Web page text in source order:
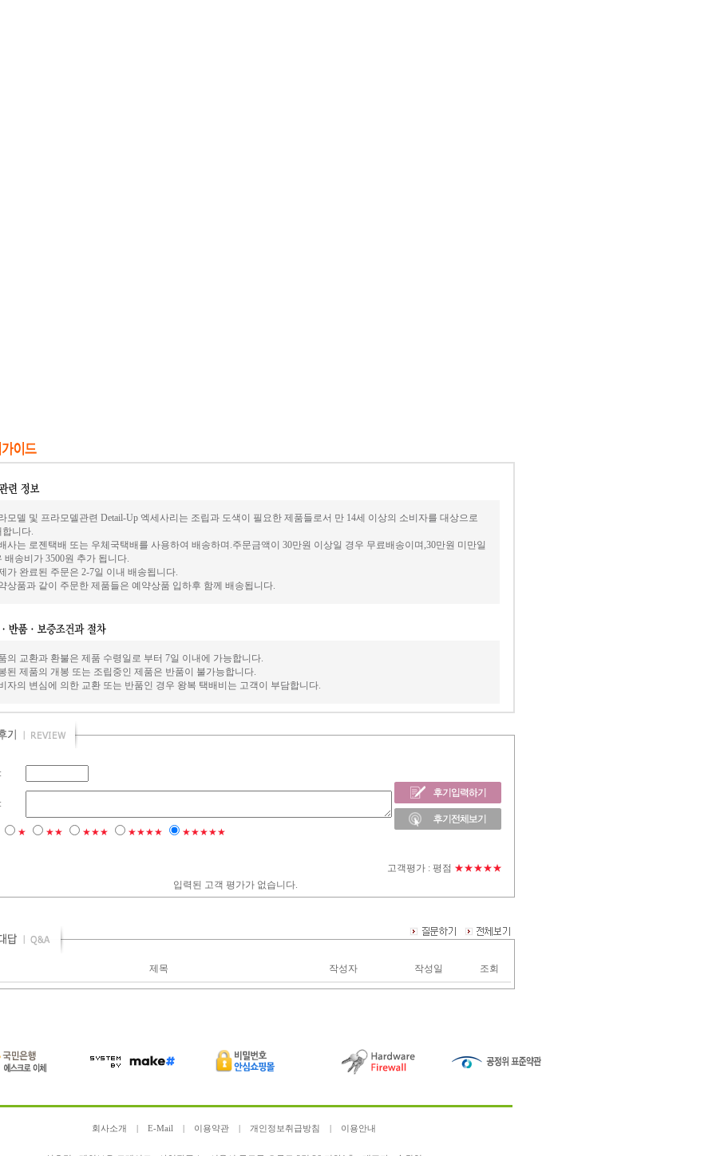
모델 및 프라모델관련 Detail-Up 엑세사리는 조립과 도색이 필요한 제품들로서 만 14세 이상의 소비자를 대상으로
합니다.
사는 로젠택배 또는 우체국택배를 사용하여 배송하며.주문금액이 30만원 이상일 경우 무료배송이며,30만원 미만일
배송비가 3500원 추가 됩니다.
가 완료된 주문은 2-7일 이내 배송됩니다.
상품과 같이 주문한 제품들은 예약상품 입하후 함께 배송됩니다.
의 교환과 환불은 제품 수령일로 부터 7일 이내에 가능합니다.
된 제품의 개봉 또는 조립중인 제품은 반품이 불가능합니다.
자의 변심에 의한 교환 또는 반품인 경우 왕복 택배비는 고객이 부담합니다.
★ ★★ ★★★ ★★★★ ★★★★★
고객평가 : 평점 ★★★★★
입력된 고객 평가가 없습니다.
제목 작성자 작성일 조회
회사소개 E-Mail 이용약관 개인정보취급방침 이용안내